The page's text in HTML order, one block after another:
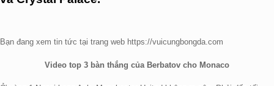
Bạn đang xem tin tức tại trang web https://vuicungbongda.com
Video top 3 bàn thắng của Berbatov cho Monaco